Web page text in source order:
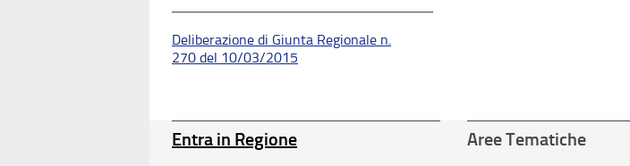
Deliberazione di Giunta Regionale n.
270 del 10/03/2015
Entra in Regione Aree Tematiche